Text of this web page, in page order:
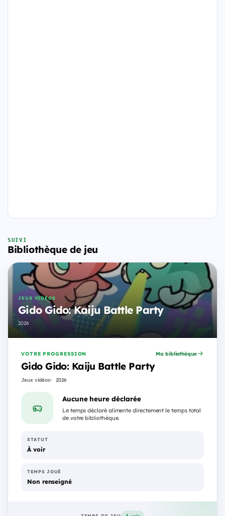
SUIVI
Bibliothèque de jeu
JEUX VIDÉOS
Gido Gido: Kaiju Battle Party
2026
VOTRE PROGRESSION
Gido Gido: Kaiju Battle Party
Jeux vidéos 2026
Ma bibliothèque
Aucune heure déclarée
Le temps déclaré alimente directement le temps total
de votre bibliothèque.
STATUT
À voir
TEMPS JOUÉ
Non renseigné